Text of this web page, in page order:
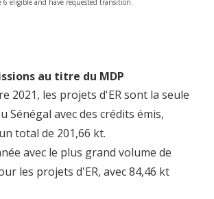
au titre du MDP
2021, les projets d'ER sont la seule
Sénégal avec des crédits émis,
total de 201,66 kt.
avec le plus grand volume de
les projets d'ER, avec 84,46 kt